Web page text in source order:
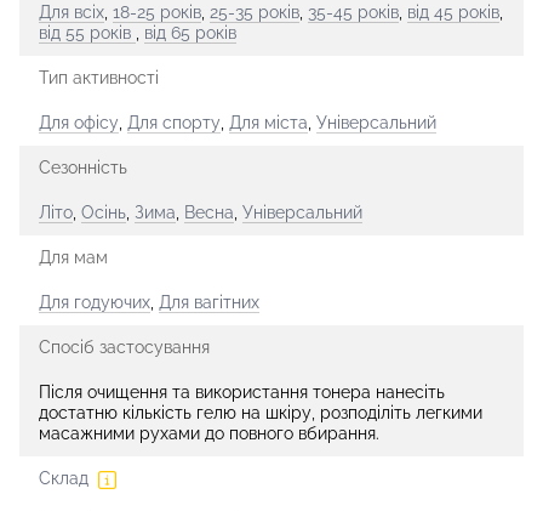
Для всіх 18-25 років 25-35 років 35-45 років від 45 років
від 55 років
від 65 років
Тип активності
Для офісу Для спорту Для міста Універсальний
Сезонність
Літо Осінь Зима Весна Універсальний
Для мам
Для годуючих Для вагітних
Спосіб застосування
Після очищення та використання тонера нанесіть
достатню кількість гелю на шкіру, розподіліть легкими
масажними рухами до повного вбирання.
Склад